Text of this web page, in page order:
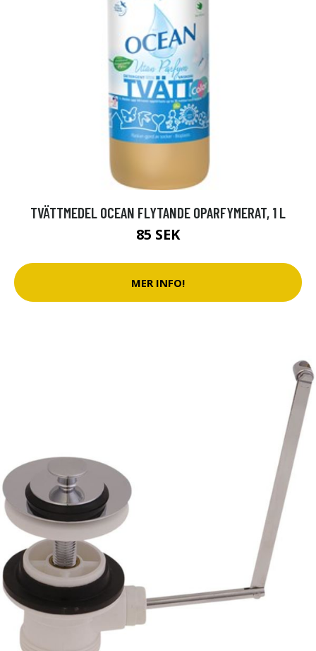
TVÄTTMEDEL OCEAN FLYTANDE OPARFYMERAT, 1 L
85 SEK
MER INFO!